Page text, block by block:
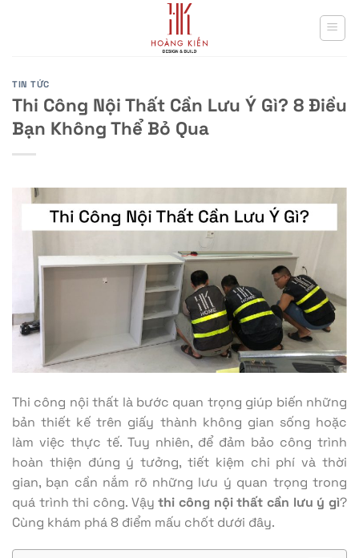
TIN TỨC
Thi Công Nội Thất Cần Lưu Ý Gì? 8 Điều
Bạn Không Thể Bỏ Qua
Thi công nội thất là bước quan trọng giúp biến những
bản thiết kế trên giấy thành không gian sống hoặc
làm việc thực tế. Tuy nhiên, để đảm bảo công trình
hoàn thiện đúng ý tưởng, tiết kiệm chi phí và thời
gian, bạn cần nắm rõ những lưu ý quan trọng trong
quá trình thi công. Vậythi công nội thất cần lưu ý gì?
Cùng khám phá 8 điểm mấu chốt dưới đây.